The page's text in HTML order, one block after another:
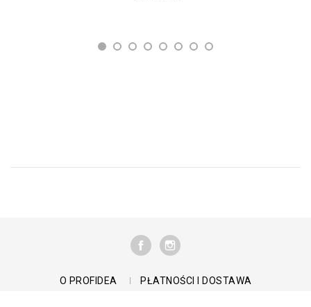
FACEBOOKINSTAGRAM
O PROFIDEA
PŁATNOŚCI I DOSTAWA